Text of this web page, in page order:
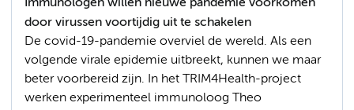
Immunologen willen nieuwe pandemie voorkomen
door virussen voortijdig uit te schakelen
De covid-19-pandemie overviel de wereld. Als een
volgende virale epidemie uitbreekt, kunnen we maar
beter voorbereid zijn. In het TRIM4Health-project
werken experimenteel immunoloog Theo